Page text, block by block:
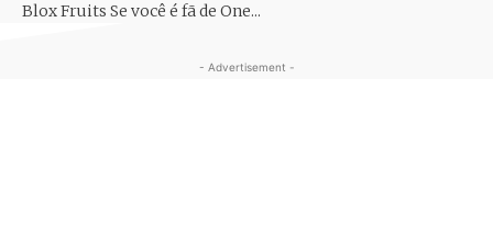
Blox Fruits Se você é fã de One...
- Advertisement -